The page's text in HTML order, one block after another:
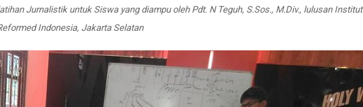
Jurnalistik untuk Siswa yang diampu oleh Pdt. N Teguh, S.Sos., M.Div., lulusan Institut
Indonesia, Jakarta Selatan